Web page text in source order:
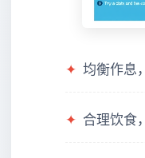
✦ 均衡作息
✦ 合理饮食